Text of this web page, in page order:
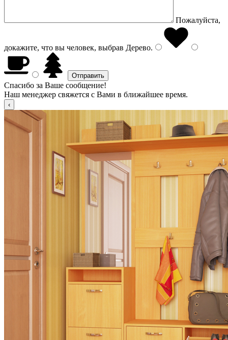
Пожалуйста,
докажите, что вы человек, выбрав Дерево.
Спасибо за Ваше сообщение!
Наш менеджер свяжется с Вами в ближайшее время.